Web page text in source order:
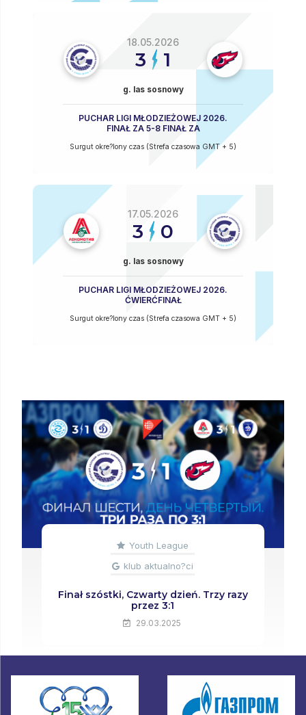
18.05.2026
3 1
g. las sosnowy
PUCHAR LIGI MŁODZIEŻOWEJ 2026.
FINAŁ ZA 5-8 FINAŁ ZA
Surgut okre?lony czas (Strefa czasowa GMT + 5)
17.05.2026
3 0
g. las sosnowy
PUCHAR LIGI MŁODZIEŻOWEJ 2026.
ĆWIERĆFINAŁ
Surgut okre?lony czas (Strefa czasowa GMT + 5)
Youth League
klub aktualno?ci
Finał szóstki, Czwarty dzień. Trzy razy
przez 3:1
29.03.2025